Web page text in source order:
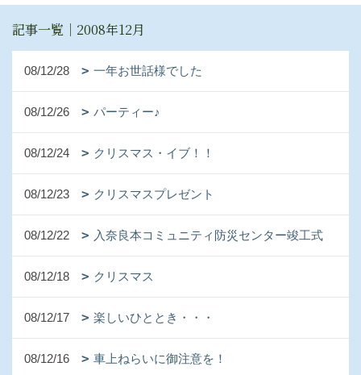
記事一覧｜2008年12月
08/12/28 一年お世話様でした
08/12/26 パーティー♪
08/12/24 クリスマス・イブ！！
08/12/23 クリスマスプレゼント
08/12/22 入奈良本コミュニティ防災センター竣工式
08/12/18 クリスマス
08/12/17 楽しいひととき・・・
08/12/16 車上ねらいに御注意を！